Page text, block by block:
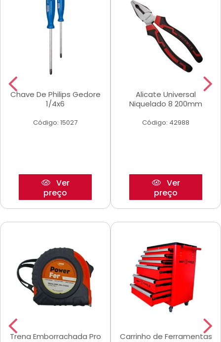
Chave De Philips Gedore
1/4x6
Código: 15027
Ver
preço
Alicate Universal
Niquelado 8 200mm
Código: 42988
Ver
preço
Trena Emborrachada Pro
Carrinho de Ferramentas